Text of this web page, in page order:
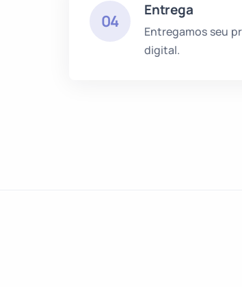
04
Entrega
Entregamos seu
digital.